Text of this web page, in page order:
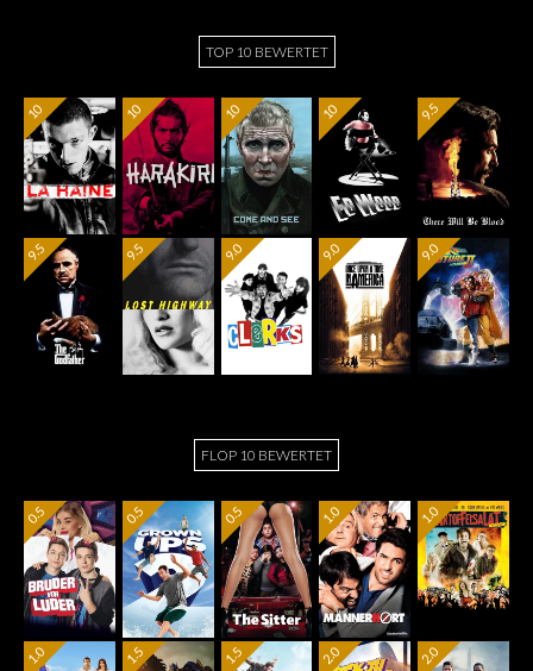
TOP 10 BEWERTET
10 10 10 10 9.5
9.5 9.5 9.0 9.0 9.0
FLOP 10 BEWERTET
0.5 0.5 0.5 1.0 1.0
1.0 1.5 1.5 2.0 2.0